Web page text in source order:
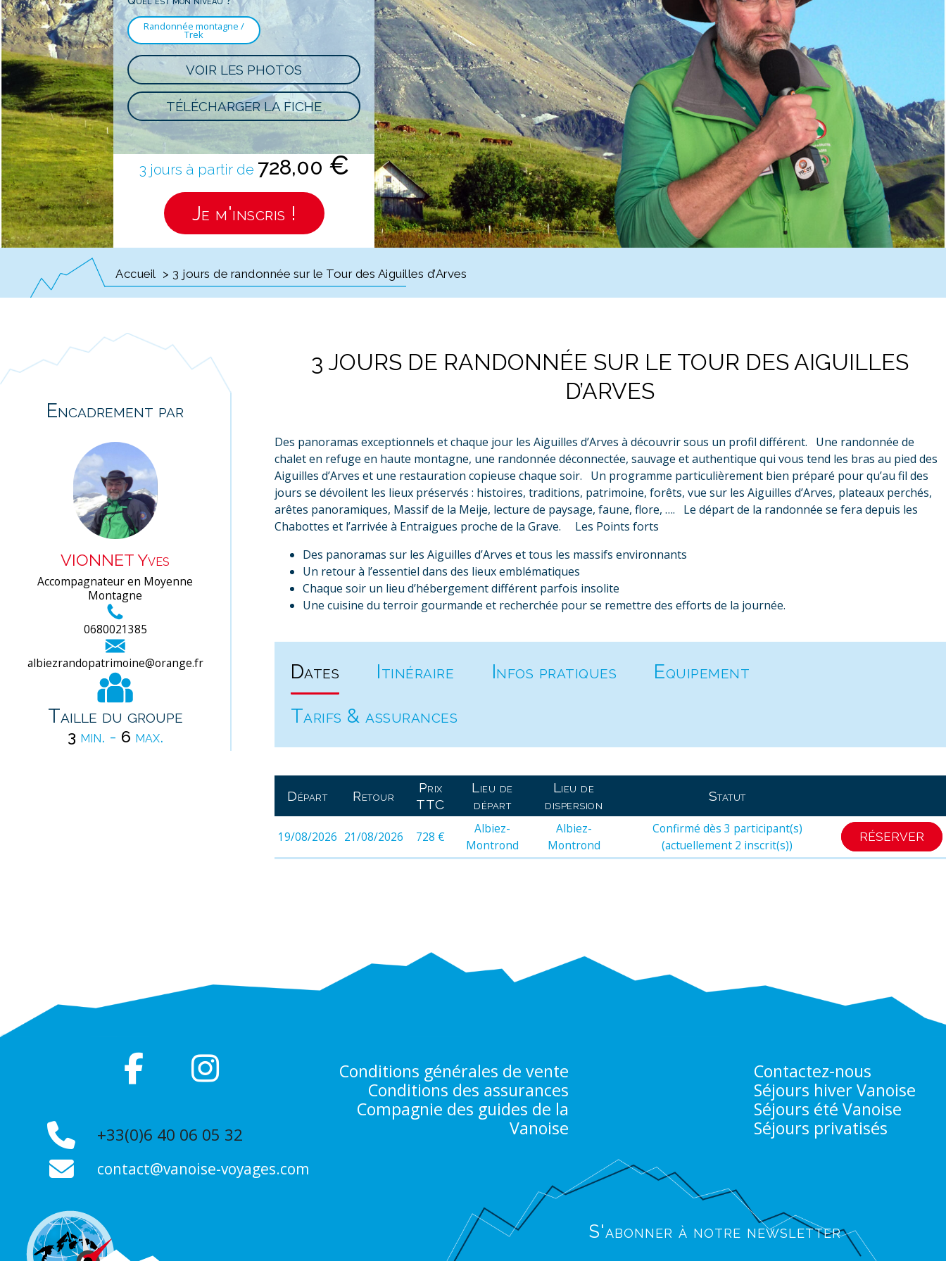
Randonnée montagne /
Trek
VOIR LES PHOTOS
TÉLÉCHARGER LA FICHE
3 jours à partir de 728,00 €
Je m'inscris !
Accueil > 3 jours de randonnée sur le Tour des Aiguilles d’Arves
Encadrement par
VIONNET Yves
Accompagnateur en Moyenne
Montagne
0680021385
albiezrandopatrimoine@orange.fr
Taille du groupe
3 min. - 6 max.
3 JOURS DE RANDONNÉE SUR LE TOUR DES AIGUILLES
D’ARVES
Des panoramas exceptionnels et chaque jour les Aiguilles d’Arves à découvrir sous un profil différent. Une randonnée de
chalet en refuge en haute montagne, une randonnée déconnectée, sauvage et authentique qui vous tend les bras au pied des
Aiguilles d’Arves et une restauration copieuse chaque soir. Un programme particulièrement bien préparé pour qu’au fil des
jours se dévoilent les lieux préservés : histoires, traditions, patrimoine, forêts, vue sur les Aiguilles d’Arves, plateaux perchés,
arêtes panoramiques, Massif de la Meije, lecture de paysage, faune, flore, …. Le départ de la randonnée se fera depuis les
Chabottes et l’arrivée à Entraigues proche de la Grave.
Les Points forts
Des panoramas sur les Aiguilles d’Arves et tous les massifs environnants
Un retour à l’essentiel dans des lieux emblématiques
Chaque soir un lieu d’hébergement différent parfois insolite
Une cuisine du terroir gourmande et recherchée pour se remettre des efforts de la journée.
Dates Itinéraire Infos pratiques
Equipement
Tarifs & assurances
Départ Retour
Prix
TTC
Lieu de
départ
Lieu de
dispersion
Statut
19/08/2026 21/08/2026 728 €
Albiez-
Montrond
Albiez-
Montrond
Confirmé dès 3 participant(s)
(actuellement 2 inscrit(s))
RÉSERVER
+33(0)6 40 06 05 32
contact@vanoise-voyages.com
Conditions générales de vente
Conditions des assurances
Compagnie des guides de la
Vanoise
Contactez-nous
Séjours hiver Vanoise
Séjours été Vanoise
Séjours privatisés
S'abonner à notre newsletter